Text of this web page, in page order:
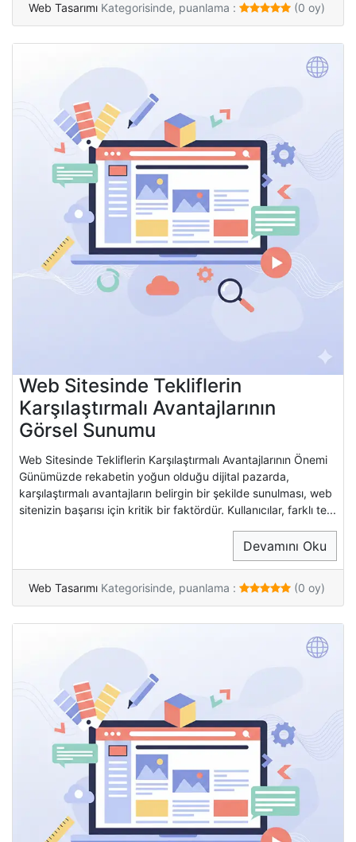
Web Tasarımı Kategorisinde, puanlama : (0 oy)
Web Sitesinde Tekliflerin
Karşılaştırmalı Avantajlarının
Görsel Sunumu
Web Sitesinde Tekliflerin Karşılaştırmalı Avantajlarının Önemi
Günümüzde rekabetin yoğun olduğu dijital pazarda,
karşılaştırmalı avantajların belirgin bir şekilde sunulması, web
sitenizin başarısı için kritik bir faktördür. Kullanıcılar, farklı te...
Devamını Oku
Web Tasarımı Kategorisinde, puanlama : (0 oy)